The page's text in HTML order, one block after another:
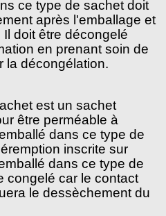
ce type de sachet doit
après l'emballage et
doit être décongelé
en prenant soin de
la décongélation.
est un sachet
être perméable à
dans ce type de
inscrite sur
dans ce type de
congelé car le contact
le dessèchement du